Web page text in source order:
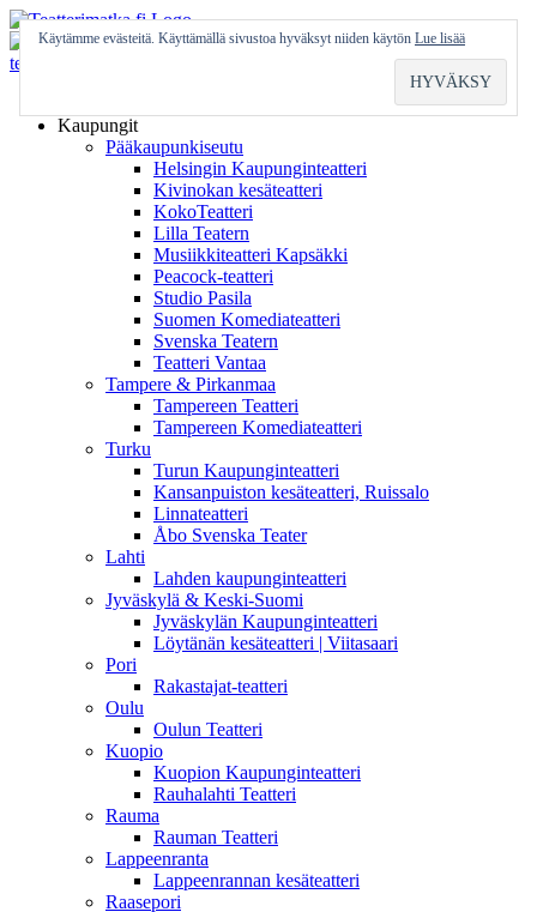
Skip
to
content
Kaupungit
Pääkaupunkiseutu
Helsingin Kaupunginteatteri
Kivinokan kesäteatteri
KokoTeatteri
Lilla Teatern
Musiikkiteatteri Kapsäkki
Peacock-teatteri
Studio Pasila
Suomen Komediateatteri
Svenska Teatern
Teatteri Vantaa
Tampere & Pirkanmaa
Tampereen Teatteri
Tampereen Komediateatteri
Turku
Turun Kaupunginteatteri
Kansanpuiston kesäteatteri, Ruissalo
Linnateatteri
Åbo Svenska Teater
Lahti
Lahden kaupunginteatteri
Jyväskylä & Keski-Suomi
Jyväskylän Kaupunginteatteri
Löytänän kesäteatteri | Viitasaari
Pori
Rakastajat-teatteri
Oulu
Oulun Teatteri
Kuopio
Kuopion Kaupunginteatteri
Rauhalahti Teatteri
Rauma
Rauman Teatteri
Lappeenranta
Lappeenrannan kesäteatteri
Raasepori
Käytämme evästeitä. Käyttämällä sivustoa hyväksyt niiden käytön Lue lisää